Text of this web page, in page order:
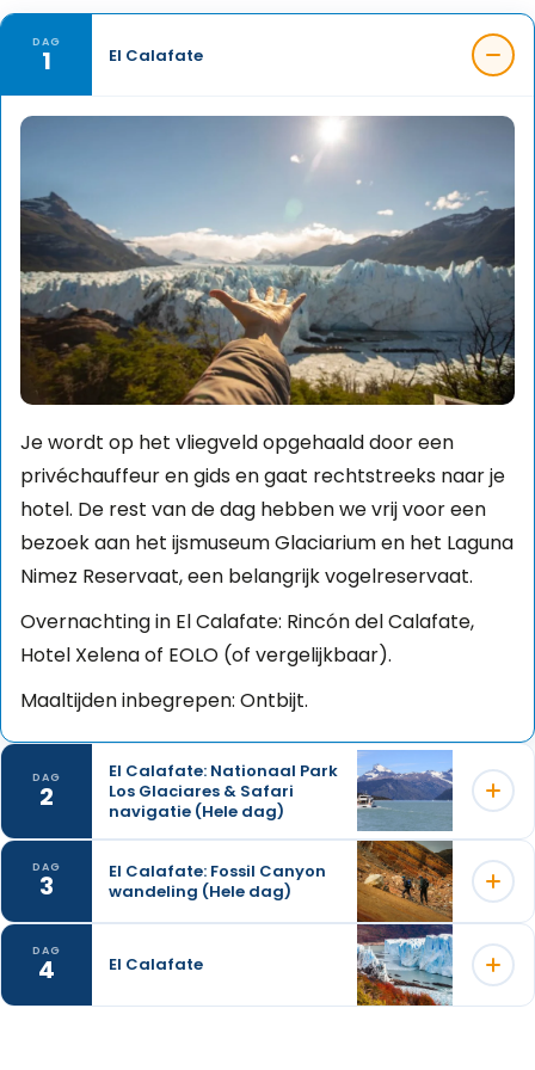
DAG
1 El Calafate
Je wordt op het vliegveld opgehaald door een
privéchauffeur en gids en gaat rechtstreeks naar je
hotel. De rest van de dag hebben we vrij voor een
bezoek aan het ijsmuseum Glaciarium en het Laguna
Nimez Reservaat, een belangrijk vogelreservaat.
Overnachting in El Calafate: Rincón del Calafate,
Hotel Xelena of EOLO (of vergelijkbaar).
Maaltijden inbegrepen: Ontbijt.
DAG
2
El Calafate: Nationaal Park
Los Glaciares & Safari
navigatie (Hele dag)
DAG
3
El Calafate: Fossil Canyon
wandeling (Hele dag)
DAG
4 El Calafate